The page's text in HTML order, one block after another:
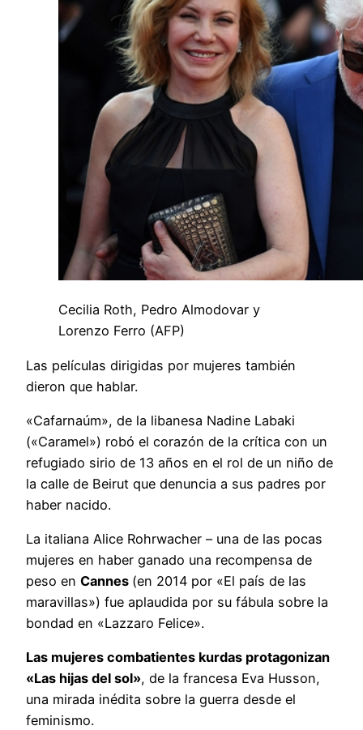
Cecilia Roth, Pedro Almodovar y
Lorenzo Ferro (AFP)
Las películas dirigidas por mujeres también
dieron que hablar.
«Cafarnaúm», de la libanesa Nadine Labaki
(«Caramel») robó el corazón de la crítica con un
refugiado sirio de 13 años en el rol de un niño de
la calle de Beirut que denuncia a sus padres por
haber nacido.
La italiana Alice Rohrwacher – una de las pocas
mujeres en haber ganado una recompensa de
peso en Cannes (en 2014 por «El país de las
maravillas») fue aplaudida por su fábula sobre la
bondad en «Lazzaro Felice».
Las mujeres combatientes kurdas protagonizan
«Las hijas del sol», de la francesa Eva Husson,
una mirada inédita sobre la guerra desde el
feminismo.